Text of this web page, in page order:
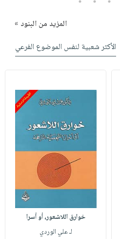
المزيد من البنود »
الأكثر شعبية لنفس الموضوع الفرعي
خوارق اللاشعور، أو أسرا
لـ علي الوردي